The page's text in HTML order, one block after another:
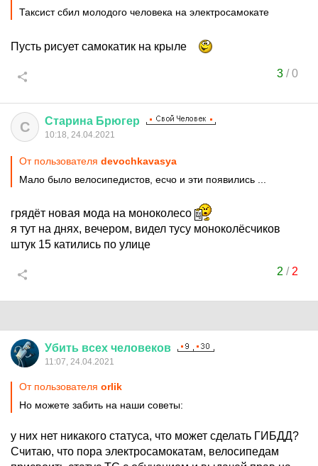
Таксист сбил молодого человека на электросамокате
Пусть рисует самокатик на крыле
3/0
С Старина Брюгер
10:18, 24.04.2021
От пользователя devochkavasya
Мало было велосипедистов, есчо и эти появились ...
грядёт новая мода на моноколесо
я тут на днях, вечером, видел тусу моноколёсчиков
штук 15 катились по улице
2 / 2
Убить всех человеков
11:07, 24.04.2021
От пользователя orlik
Но можете забить на наши советы:
у них нет никакого статуса, что может сделать ГИБДД?
Считаю, что пора электросамокатам, велосипедам